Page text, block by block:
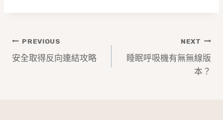
文
章
PREVIOUS
安全取得反向連結攻略
NEXT
睡眠呼吸機有無無線版
本？